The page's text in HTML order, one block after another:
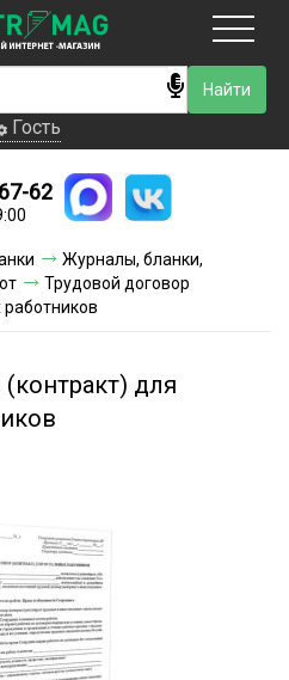
Гость
доставки
оплаты
и скидки
Гость
62
Журналы, бланки,
Трудовой договор
для